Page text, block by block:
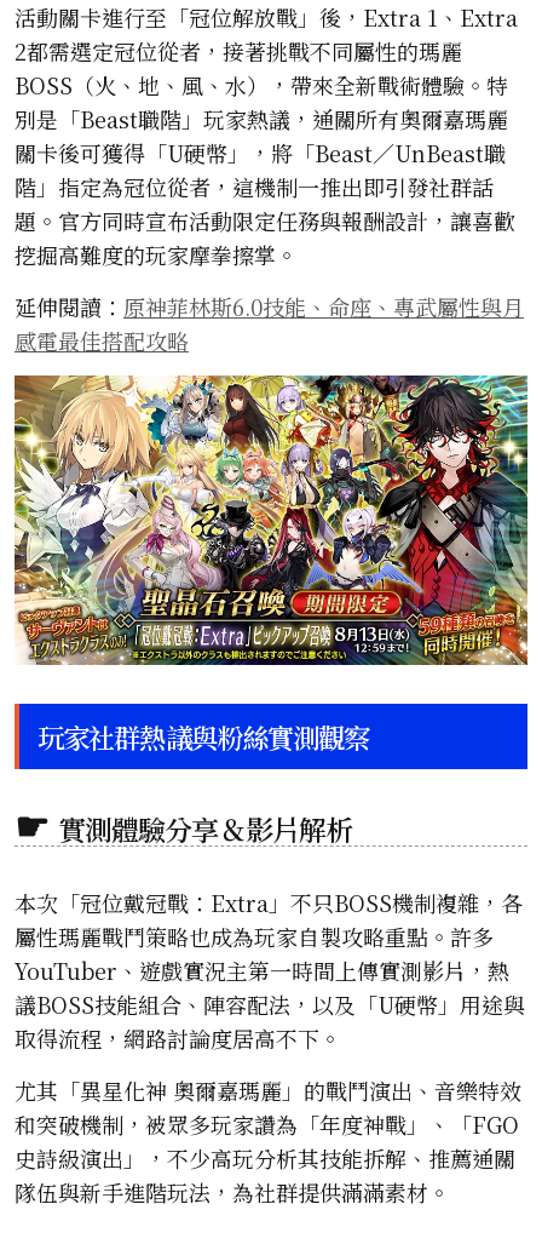
活動關卡進行至「冠位解放戰」後，Extra 1、Extra
2都需選定冠位從者，接著挑戰不同屬性的瑪麗
BOSS（火、地、風、水），帶來全新戰術體驗。特
別是「Beast職階」玩家熱議，通關所有奧爾嘉瑪麗
關卡後可獲得「U硬幣」，將「Beast／UnBeast職
階」指定為冠位從者，這機制一推出即引發社群話
題。官方同時宣布活動限定任務與報酬設計，讓喜歡
挖掘高難度的玩家摩拳擦掌。
延伸閱讀： 原神菲林斯6.0技能、命座、專武屬性與月
感電最佳搭配攻略
玩家社群熱議與粉絲實測觀察
實測體驗分享＆影片解析
本次「冠位戴冠戰：Extra」不只BOSS機制複雜，各
屬性瑪麗戰鬥策略也成為玩家自製攻略重點。許多
YouTuber、遊戲實況主第一時間上傳實測影片，熱
議BOSS技能組合、陣容配法，以及「U硬幣」用途與
取得流程，網路討論度居高不下。
尤其「異星化神 奧爾嘉瑪麗」的戰鬥演出、音樂特效
和突破機制，被眾多玩家讚為「年度神戰」、「FGO
史詩級演出」，不少高玩分析其技能拆解、推薦通關
隊伍與新手進階玩法，為社群提供滿滿素材。